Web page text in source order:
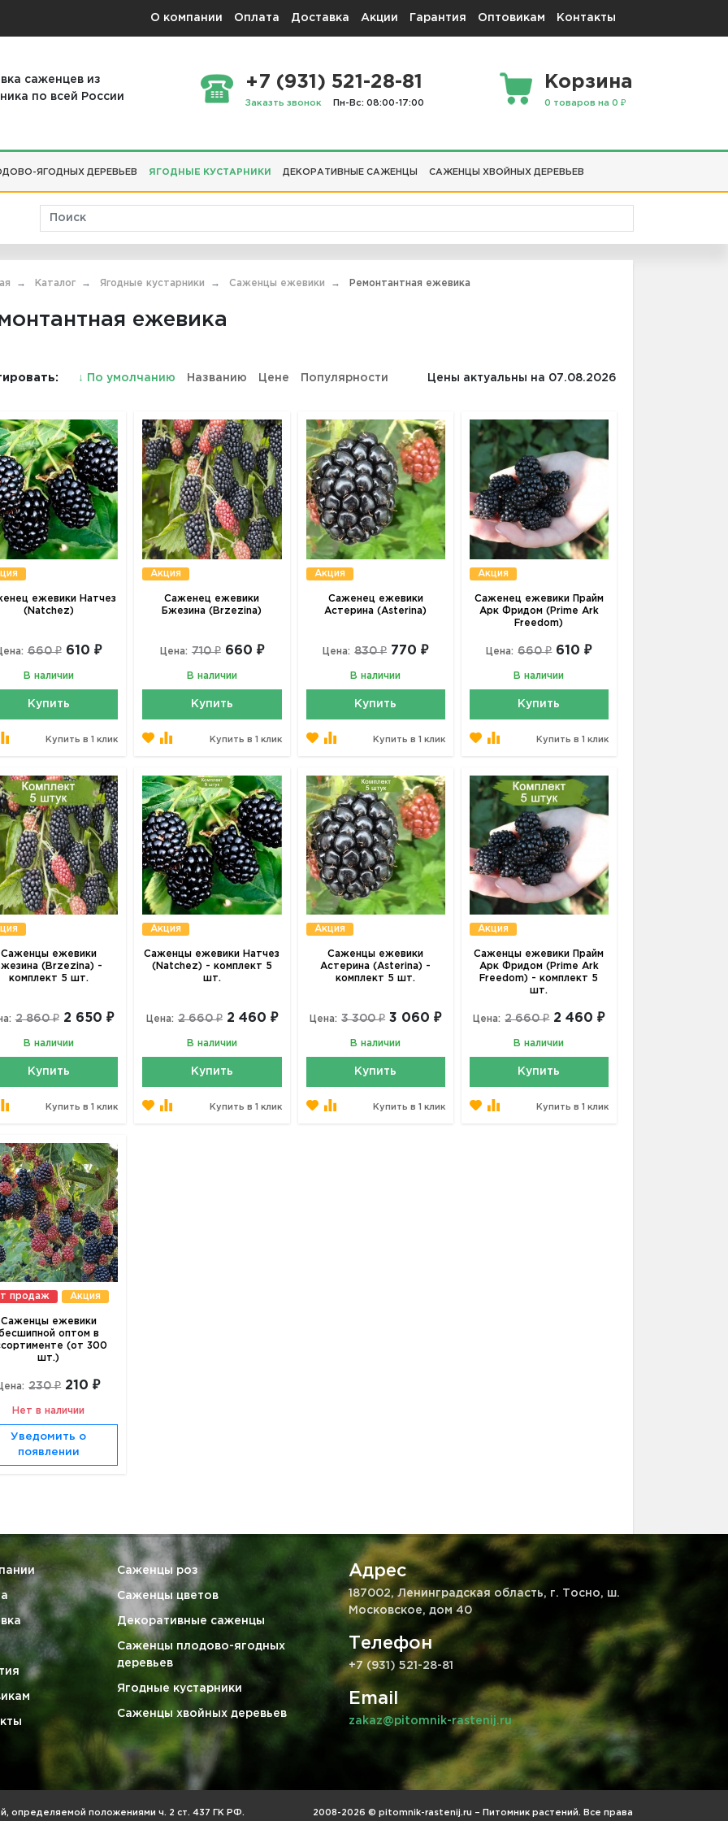
О компании Оплата Доставка Акции Гарантия Оптовикам Контакты
саженцев из
по всей России
+7 (931) 521-28-81
Заказть звонок Пн-Вс: 08:00-17:00
Корзина
0 товаров на 0 ₽
ЯГОДНЫХ ДЕРЕВЬЕВ ЯГОДНЫЕ КУСТАРНИКИ ДЕКОРАТИВНЫЕ САЖЕНЦЫ САЖЕНЦЫ ХВОЙНЫХ ДЕРЕВЬЕВ
Каталог Ягодные кустарники Саженцы ежевики Ремонтантная ежевика
ежевика
↓ По умолчанию Названию Цене Популярности Цены актуальны на 07.08.2026
ежевики Натчез
(Natchez)
660 ₽ 610 ₽
В наличии
Купить
Купить в 1 клик
Акция
Саженец ежевики
Бжезина (Brzezina)
Цена: 710 ₽ 660 ₽
В наличии
Купить
Купить в 1 клик
Акция
Саженец ежевики
Астерина (Asterina)
Цена: 830 ₽ 770 ₽
В наличии
Купить
Купить в 1 клик
Акция
Саженец ежевики Прайм
Арк Фридом (Prime Ark
Freedom)
Цена: 660 ₽ 610 ₽
В наличии
Купить
Купить в 1 клик
Саженцы ежевики
(Brzezina) -
комплект 5 шт.
2 860 ₽ 2 650 ₽
В наличии
Купить
Купить в 1 клик
Акция
Саженцы ежевики Натчез
(Natchez) - комплект 5
шт.
Цена: 2 660 ₽ 2 460 ₽
В наличии
Купить
Купить в 1 клик
Акция
Саженцы ежевики
Астерина (Asterina) -
комплект 5 шт.
Цена: 3 300 ₽ 3 060 ₽
В наличии
Купить
Купить в 1 клик
Акция
Саженцы ежевики Прайм
Арк Фридом (Prime Ark
Freedom) - комплект 5
шт.
Цена: 2 660 ₽ 2 460 ₽
В наличии
Купить
Купить в 1 клик
продаж Акция
Саженцы ежевики
оптом в
(от 300
шт.)
230 ₽ 210 ₽
Нет в наличии
Уведомить о
появлении
Саженцы роз
Саженцы цветов
Декоративные саженцы
Саженцы плодово-ягодных
деревьев
Ягодные кустарники
Саженцы хвойных деревьев
Адрес
187002, Ленинградская область, г. Тосно, ш.
Московское, дом 40
Телефон
+7 (931) 521-28-81
Email
zakaz@pitomnik-rastenij.ru
определяемой положениями ч. 2 ст. 437 ГК РФ. 2008-2026 © pitomnik-rastenij.ru – Питомник растений. Все права